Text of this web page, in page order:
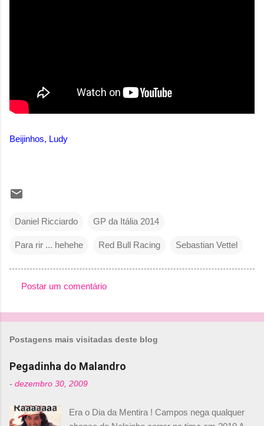
Beijinhos, Ludy
Daniel Ricciardo GP da Itália 2014
Para rir ... hehehe Red Bull Racing Sebastian Vettel
o
n
t
r
Postar um comentário
Postagens mais visitadas deste blog
Pegadinha do Malandro
- dezembro 30, 2009
Era o Dia da Mentira ! Campos nega qualquer